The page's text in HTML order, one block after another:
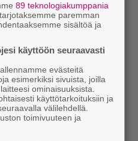
89 teknologiakumppania
paremman
sisältöä ja
käyttöön seuraavasti
evästeitä
esimerkiksi sivuista, joilla
ominaisuuksista.
käyttötarkoituksiin ja
välilehdellä.
toimivuuteen ja